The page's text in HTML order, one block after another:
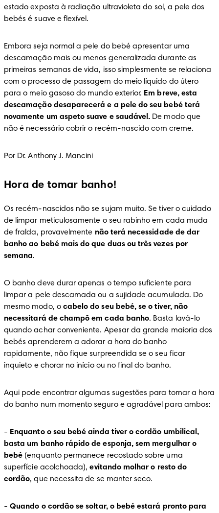
estado exposta à radiação ultravioleta do sol, a pele dos
bebés é suave e flexível.
Embora seja normal a pele do bebé apresentar uma
descamação mais ou menos generalizada durante as
primeiras semanas de vida, isso simplesmente se relaciona
com o processo de passagem do meio líquido do útero
para o meio gasoso do mundo exterior. Em breve, esta
descamação desaparecerá e a pele do seu bebé terá
novamente um aspeto suave e saudável. De modo que
não é necessário cobrir o recém-nascido com creme.
Por Dr. Anthony J. Mancini
Hora de tomar banho!
Os recém-nascidos não se sujam muito. Se tiver o cuidado
de limpar meticulosamente o seu rabinho em cada muda
de fralda, provavelmente não terá necessidade de dar
banho ao bebé mais do que duas ou três vezes por
semana.
O banho deve durar apenas o tempo suficiente para
limpar a pele descamada ou a sujidade acumulada. Do
mesmo modo, o cabelo do seu bebé, se o tiver, não
necessitará de champô em cada banho. Basta lavá-lo
quando achar conveniente. Apesar da grande maioria dos
bebés aprenderem a adorar a hora do banho
rapidamente, não fique surpreendida se o seu ficar
inquieto e chorar no início ou no final do banho.
Aqui pode encontrar algumas sugestões para tornar a hora
do banho num momento seguro e agradável para ambos:
- Enquanto o seu bebé ainda tiver o cordão umbilical,
basta um banho rápido de esponja, sem mergulhar o
bebé (enquanto permanece recostado sobre uma
superfície acolchoada), evitando molhar o resto do
cordão, que necessita de se manter seco.
- Quando o cordão se soltar, o bebé estará pronto para